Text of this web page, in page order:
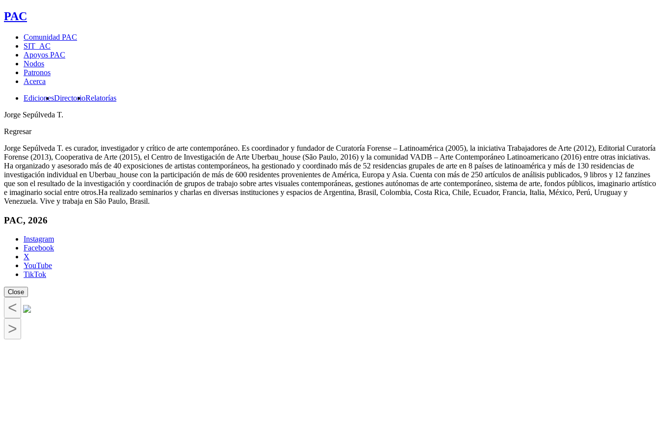
PAC
Comunidad PAC
SIT_AC
Apoyos PAC
Nodos
Patronos
Acerca
EdicionesDirectorioRelatorías
Jorge Sepúlveda T.
Regresar
Jorge Sepúlveda T. es curador, investigador y crítico de arte contemporáneo. Es coordinador y fundador de Curatoría Forense – Latinoamérica (2005), la iniciativa Trabajadores de Arte (2012), Editorial Curatoría
Forense (2013), Cooperativa de Arte (2015), el Centro de Investigación de Arte Uberbau_house (São Paulo, 2016) y la comunidad VADB – Arte Contemporáneo Latinoamericano (2016) entre otras iniciativas.
Ha organizado y asesorado más de 40 exposiciones de artistas contemporáneos, ha gestionado y coordinado más de 52 residencias grupales de arte en 8 países de latinoamérica y más de 130 residencias de
investigación individual en Uberbau_house con la participación de más de 600 residentes provenientes de América, Europa y Asia. Cuenta con más de 250 artículos de análisis publicados, 9 libros y 12 fanzines
que son el resultado de la investigación y coordinación de grupos de trabajo sobre artes visuales contemporáneas, gestiones autónomas de arte contemporáneo, sistema de arte, fondos públicos, imaginario artístico
e imaginario social entre otros.Ha realizado seminarios y charlas en diversas instituciones y espacios de Argentina, Brasil, Colombia, Costa Rica, Chile, Ecuador, Francia, Italia, México, Perú, Uruguay y
Venezuela. Vive y trabaja en São Paulo, Brasil.
PAC, 2026
Instagram
Facebook
X
YouTube
TikTok
Close
<
>